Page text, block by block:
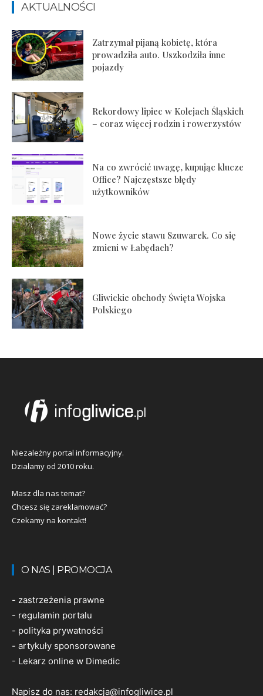
AKTUALNOŚCI
Zatrzymał pijaną kobietę, która
prowadziła auto. Uszkodziła inne
pojazdy
Rekordowy lipiec w Kolejach Śląskich
– coraz więcej rodzin i rowerzystów
Na co zwrócić uwagę, kupując klucze
Office? Najczęstsze błędy
użytkowników
Nowe życie stawu Szuwarek. Co się
zmieni w Łabędach?
Gliwickie obchody Święta Wojska
Polskiego
Niezależny portal informacyjny.
Działamy od 2010 roku.
Masz dla nas temat?
Chcesz się zareklamować?
Czekamy na kontakt!
O NAS | PROMOCJA
- zastrzeżenia prawne
- regulamin portalu
- polityka prywatności
- artykuły sponsorowane
- Lekarz online w Dimedic
Napisz do nas: redakcja@infogliwice.pl